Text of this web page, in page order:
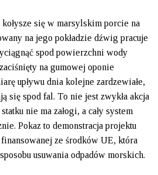
się w marsylskim porcie na
na jego pokładzie dźwig pracuje
spod powierzchni wody
na gumowej oponie
upływu dnia kolejne zardzewiałe,
się spod fal. To nie jest zwykła akcja
nie ma załogi, a cały system
Pokaz to demonstracja projektu
ze środków UE, która
usuwania odpadów morskich.